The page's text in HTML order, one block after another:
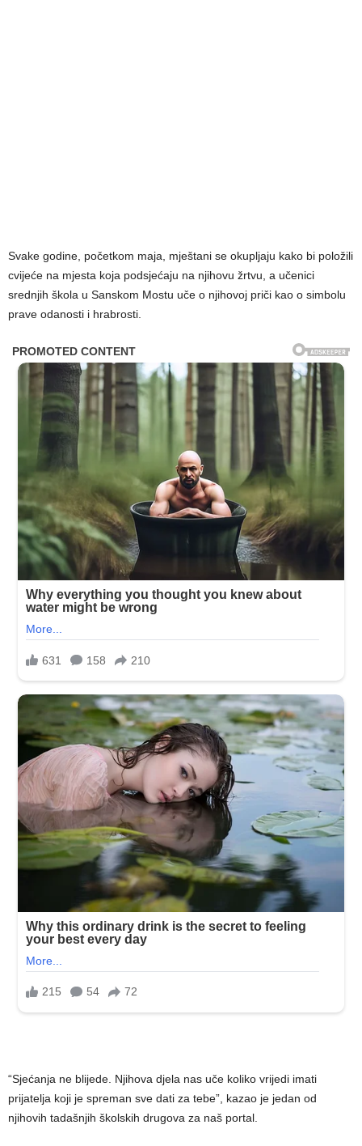
Svake godine, početkom maja, mještani se okupljaju kako bi položili
cvijeće na mjesta koja podsjećaju na njihovu žrtvu, a učenici
srednjih škola u Sanskom Mostu uče o njihovoj priči kao o simbolu
prave odanosti i hrabrosti.
“Sjećanja ne blijede. Njihova djela nas uče koliko vrijedi imati
prijatelja koji je spreman sve dati za tebe”, kazao je jedan od
njihovih tadašnjih školskih drugova za naš portal.